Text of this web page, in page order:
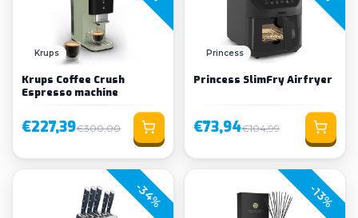
Krups
Krups Coffee Crush
Espresso machine
€227,39€300,00
Princess
Princess SlimFry Airfryer
€73,94€104,99
-34% -13%